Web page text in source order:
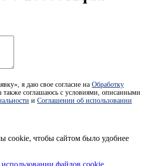
я даю свое согласие на Обработку
а также соглашаюсь с условиями, описанными
и Соглашении об использовании
cookie, чтобы сайтом было удобнее
файлов cookie